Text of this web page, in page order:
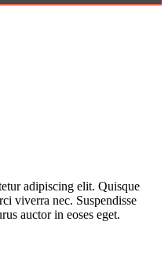
adipiscing elit. Quisque
viverra nec. Suspendisse
auctor in eoses eget.